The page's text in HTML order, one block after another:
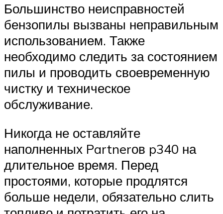
Большинство неисправностей
бензопилы вызваны неправильным
использованием. Также
необходимо следить за состоянием
пилы и проводить своевременную
чистку и техническое
обслуживание.
Никогда не оставляйте
наполненных Partnerов p340 на
длительное время. Перед
простоями, которые продлятся
больше недели, обязательно слить